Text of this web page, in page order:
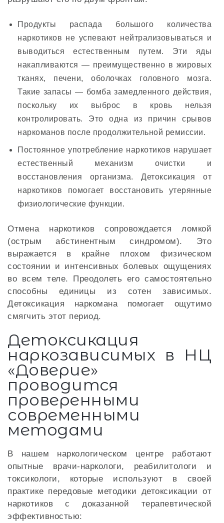
Продукты распада большого количества
наркотиков не успевают нейтрализовываться и
выводиться естественным путем. Эти яды
накапливаются — преимущественно в жировых
тканях, печени, оболочках головного мозга.
Такие запасы — бомба замедленного действия,
поскольку их выброс в кровь нельзя
контролировать. Это одна из причин срывов
наркоманов после продолжительной ремиссии.
Постоянное употребление наркотиков нарушает
естественный механизм очистки и
восстановления организма. Детоксикация от
наркотиков помогает восстановить утерянные
физиологические функции.
Отмена наркотиков сопровождается ломкой
(острым абстинентным синдромом). Это
выражается в крайне плохом физическом
состоянии и интенсивных болевых ощущениях
во всем теле. Преодолеть его самостоятельно
способны единицы из сотен зависимых.
Детоксикация наркомана помогает ощутимо
смягчить этот период.
Детоксикация
наркозависимых в НЦ
«Доверие»
проводится
проверенными
современными
методами
В нашем наркологическом центре работают
опытные врачи-наркологи, реабилитологи и
токсикологи, которые используют в своей
практике передовые методики детоксикации от
наркотиков с доказанной терапевтической
эффективностью: